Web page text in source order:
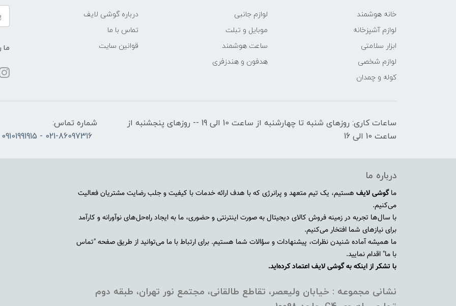
خانه هوشمند
لوازم آشپزخانه
ابزار سلامتی
لوازم شخصی
کوله و چمدان
لوازم جانبی
موبایل و تبلت
ساعت هوشمند
هدفون و هندزفری
درباره گوشی لایف
تماس با ما
قوانین سایت
ما
ساعات کاری: روزهای شنبه تا چهارشنبه از ساعت 10 الی 19 -- روزهای پنجشنبه از
ساعت 10 الی 16
شماره تماس:
021-86097316 - 09101991915
درباره ما
ماگوشی لایف هستیم، یک تیم متعهد و پرانرژی که با هدف ارائه خدمات با کیفیت و جلب رضایت مشتریان فعالیت
می‌کنیم.
با سال‌ها تجربه در زمینه فروش کالای دیجیتال به صورت اینترنتی و حضوری، ما به ایجاد راه‌حل‌های نوآورانه و کارآمد
برای نیازهای شما افتخار می‌کنیم.
ما همیشه آماده شنیدن نظرات، پیشنهادات و سؤالات شما هستیم. برای ارتباط با ما می‌توانید از طریق صفحه "تماس
با ما" اقدام نمایید.
با تشکر از اینکه به گوشی لایف اعتماد کرده‌اید.
نشانی مجموعه : خیابان ولیعصر، تقاطع طالقانی، مجتمع نور تهران، طبقه دوم